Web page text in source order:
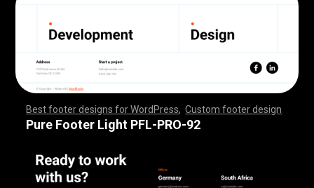
Best footer designs for WordPress ,Custom footer design
,,,,,,,,,,,,,,,,,,,,,,,,,,,,,,,,,,,,, ,,,,,,,,,,,,,,,,,,,,,,,,
,,,,,,,,,,,,,,,,,,,,,,,,,,,,,,,,,,,,, ,,,,,,,,,,,,,,,,,,,,,,,,
,,,,,,,,
Pure Footer Light PFL-PRO-92